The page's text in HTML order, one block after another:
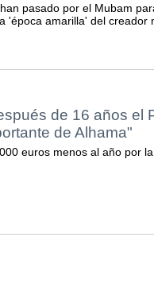
pasado por el Mubam
'época amarilla' del
de 16 años el
de Alhama"
euros menos al año por